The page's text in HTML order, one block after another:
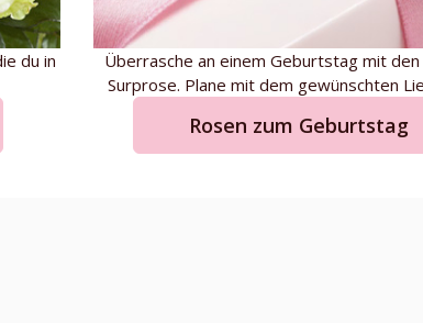
du in
Überrasche an einem Geburtstag mit den
Surprose. Plane mit dem gewünschten
Rosen zum Geburtstag